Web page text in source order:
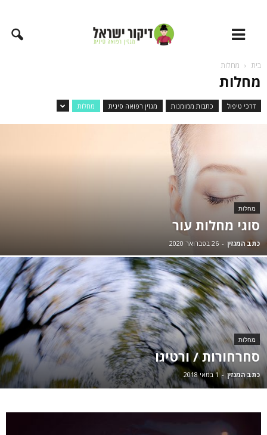
בית מחלות
מחלות
דרכי טיפול כתבות ממומנות מגזין רפואה סינית מחלות
מחלות
סוגי מחלות עור
כתב המגזין - 26 בפברואר 2020
מחלות
סחרחורות / ורטיגו
כתב המגזין - 1 במאי 2018